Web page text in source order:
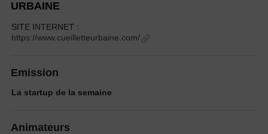
URBAINE
SITE INTERNET :
https://www.cueilletteurbaine.com/
Emission
La startup de la semaine
Animateurs